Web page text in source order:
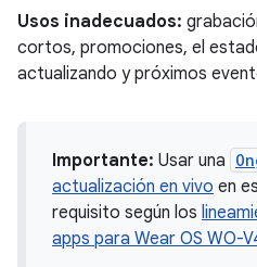
Usos inadecuados:
cortos, promociones, el
actualizando y próximos
Importante: Usar una
actualización en vivo en
requisito según los
apps para Wear OS WO-